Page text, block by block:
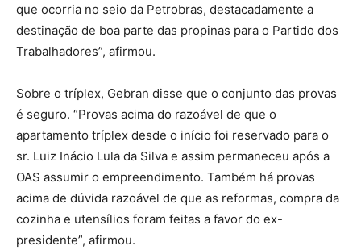
que ocorria no seio da Petrobras, destacadamente a
destinação de boa parte das propinas para o Partido dos
Trabalhadores”, afirmou.
Sobre o tríplex, Gebran disse que o conjunto das provas
é seguro. “Provas acima do razoável de que o
apartamento tríplex desde o início foi reservado para o
sr. Luiz Inácio Lula da Silva e assim permaneceu após a
OAS assumir o empreendimento. Também há provas
acima de dúvida razoável de que as reformas, compra da
cozinha e utensílios foram feitas a favor do ex-
presidente”, afirmou.